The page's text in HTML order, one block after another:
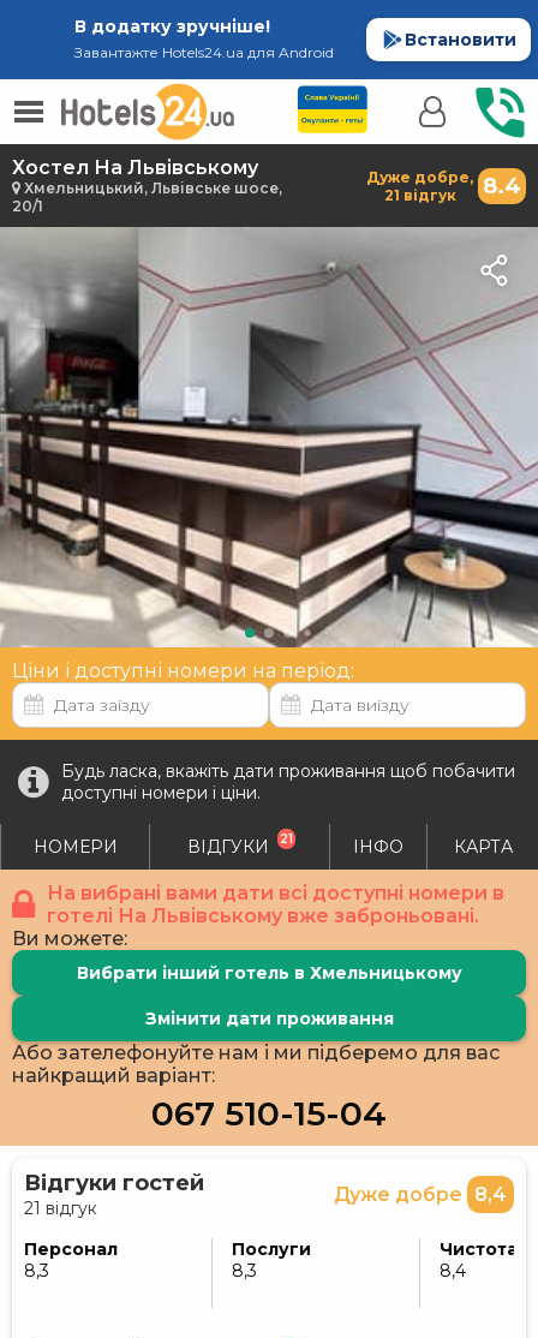
В додатку зручніше!
Завантажте Hotels24.ua для Android
Встановити
Хостел На Львівському
Хмельницький, Львівське шосе,
20/1
Дуже добре, 8.4
21 відгук
Ціни і доступні номери на період:
Будь ласка, вкажіть дати проживання щоб побачити
доступні номери і ціни.
НОМЕРИ ВІДГУКИ 21 ІНФО КАРТА
На вибрані вами дати всі доступні номери в
готелі На Львівському вже заброньовані.
Ви можете:
Вибрати інший готель в Хмельницькому
Змінити дати проживання
Або зателефонуйте нам і ми підберемо для вас
найкращий варіант:
067 510-15-04
Відгуки гостей
21 відгук
Дуже добре 8,4
Персонал
8,3
Послуги
8,3
Чистота
8,4